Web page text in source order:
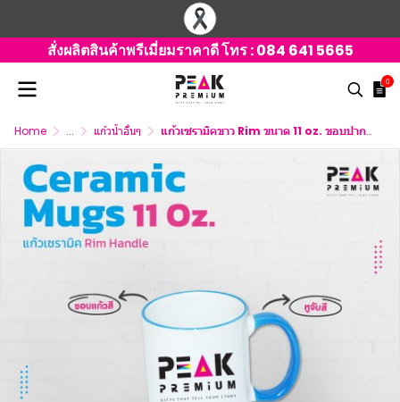
สั่งผลิตสินค้าพรีเมี่ยมราคาดี โทร :084 641 5665
0
Home ... แก้วน้ำอื่นๆ แก้วเซรามิคขาว Rim ขนาด 11 oz. ขอบปากแก้วและหูจับสี มี 10 สี